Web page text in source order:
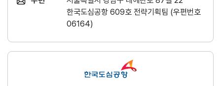
한국도심공항 609호 전략기획팀 (우편번호
06164)